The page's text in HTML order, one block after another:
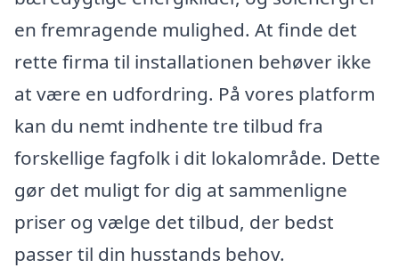
en fremragende mulighed. At finde det
rette firma til installationen behøver ikke
at være en udfordring. På vores platform
kan du nemt indhente tre tilbud fra
forskellige fagfolk i dit lokalområde. Dette
gør det muligt for dig at sammenligne
priser og vælge det tilbud, der bedst
passer til din husstands behov.